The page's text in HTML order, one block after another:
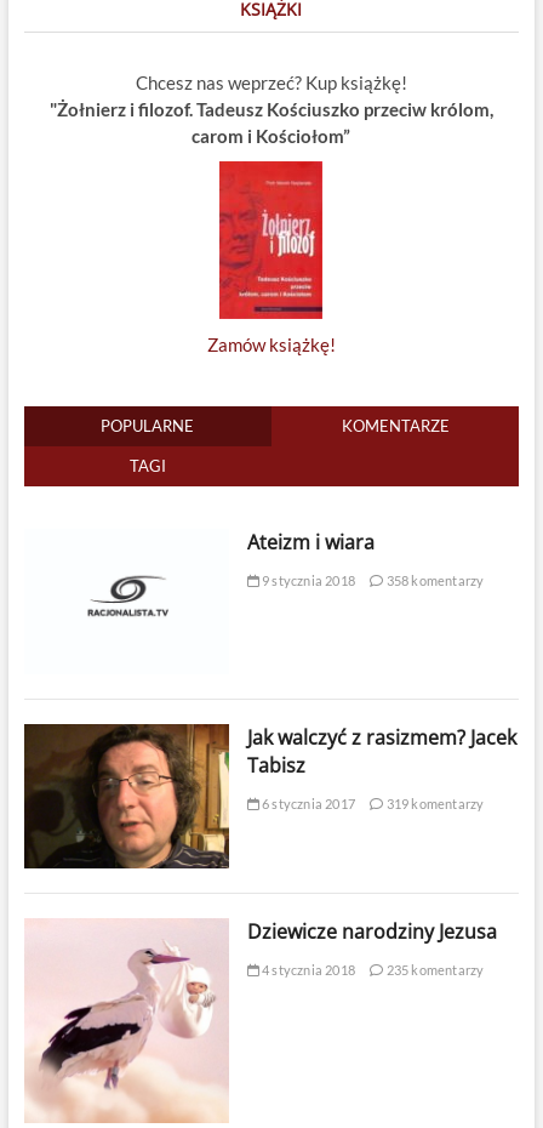
KSIĄŻKI
Chcesz nas weprzeć? Kup książkę!
"Żołnierz i filozof. Tadeusz Kościuszko przeciw królom,
carom i Kościołom”
Zamów książkę!
POPULARNE KOMENTARZE
TAGI
Ateizm i wiara
9 stycznia 2018 358 komentarzy
Jak walczyć z rasizmem? Jacek
Tabisz
6 stycznia 2017 319 komentarzy
Dziewicze narodziny Jezusa
4 stycznia 2018 235 komentarzy